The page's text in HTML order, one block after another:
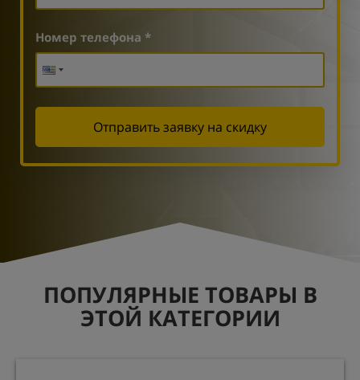
Номер телефона *
Отправить заявку на скидку
ПОПУЛЯРНЫЕ ТОВАРЫ В
ЭТОЙ КАТЕГОРИИ